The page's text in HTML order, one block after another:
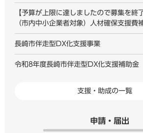
【予算が上限に達しましたので募集を終
（市内中小企業者対象）人材確保支援費
長崎市伴走型DX化支援事業
令和8年度長崎市伴走型DX化支援補助金
支援・助成の一覧
申請・届出